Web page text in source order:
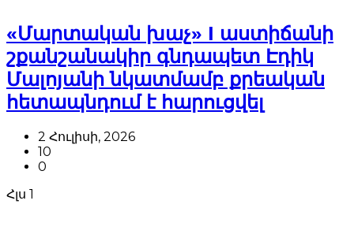
«Մարտական խաչ» I աստիճանի
շքանշանակիր գնդապետ Էդիկ
Մալոյանի նկատմամբ քրեական
հետապնդում է հարուցվել
2 Հուլիսի, 2026
10
0
Հլս 1